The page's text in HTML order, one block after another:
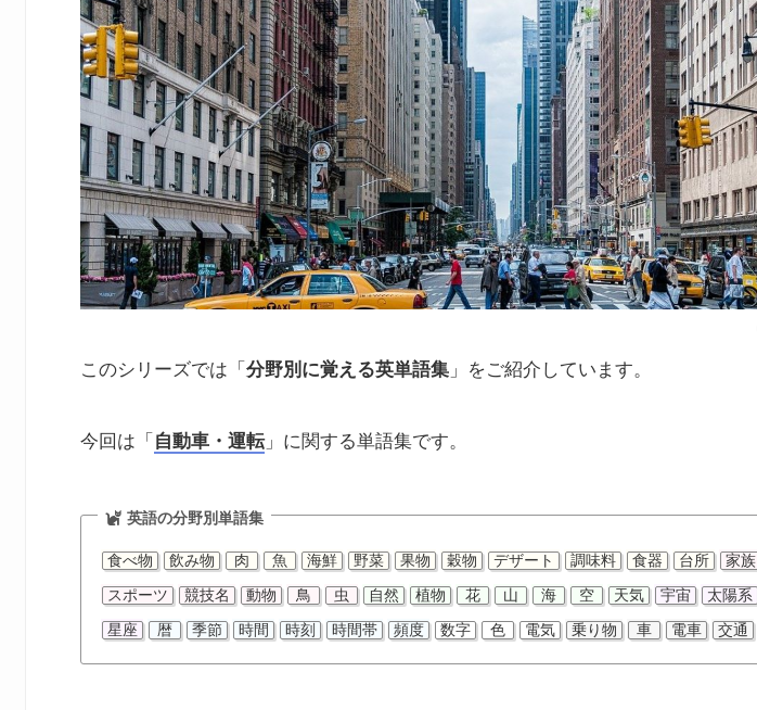
このシリーズでは「 分野別に覚える英単語集 」をご紹介しています。
今回は「 自動車・運転」に関する単語集です。
英語の分野別単語集
食べ物 飲み物 肉 魚 海鮮 野菜 果物 穀物 デザート 調味料 食器 台所 家族
スポーツ 競技名 動物 鳥 虫 自然 植物 花 山 海 空 天気 宇宙 太陽系
星座 暦 季節 時間 時刻 時間帯 頻度 数字 色 電気 乗り物 車 電車 交通